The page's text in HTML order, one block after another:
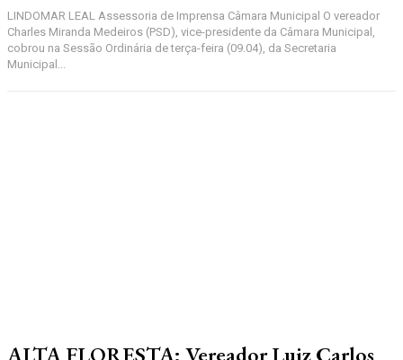
LINDOMAR LEAL Assessoria de Imprensa Câmara Municipal O vereador
Charles Miranda Medeiros (PSD), vice-presidente da Câmara Municipal,
cobrou na Sessão Ordinária de terça-feira (09.04), da Secretaria
Municipal...
ALTA FLORESTA: Vereador Luiz Carlos